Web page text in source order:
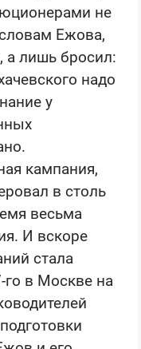
не
Ежова,
а лишь бросил:
надо
у
кампания,
в столь
весьма
И вскоре
стала
в Москве на